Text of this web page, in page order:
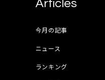
Articles
今月の記事
ニュース
ランキング